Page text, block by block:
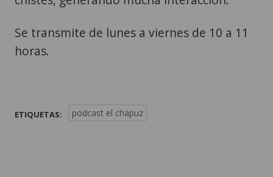
Se transmite de lunes a viernes de 10 a 11
horas.
ETIQUETAS: podcast el chapuz